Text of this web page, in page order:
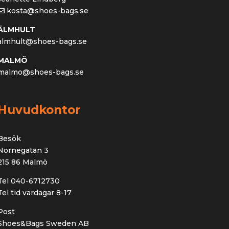
kosta@shoes-bags.se
bags.se
bags.se
3
86 Malmö
040-6712730
tid vardagar 8-17
Sweden AB